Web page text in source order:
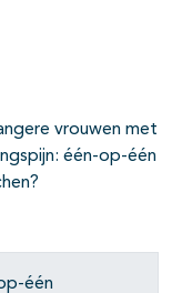
vrouwen met
één-op-één
één